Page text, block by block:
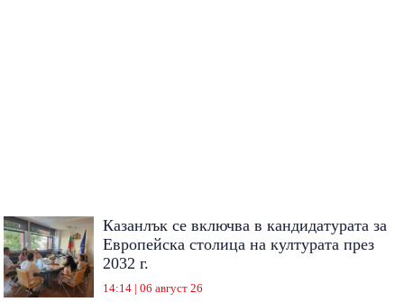
Казанлък се включва в кандидатурата за
Европейска столица на културата през
2032 г.
14:14 | 06 август 26